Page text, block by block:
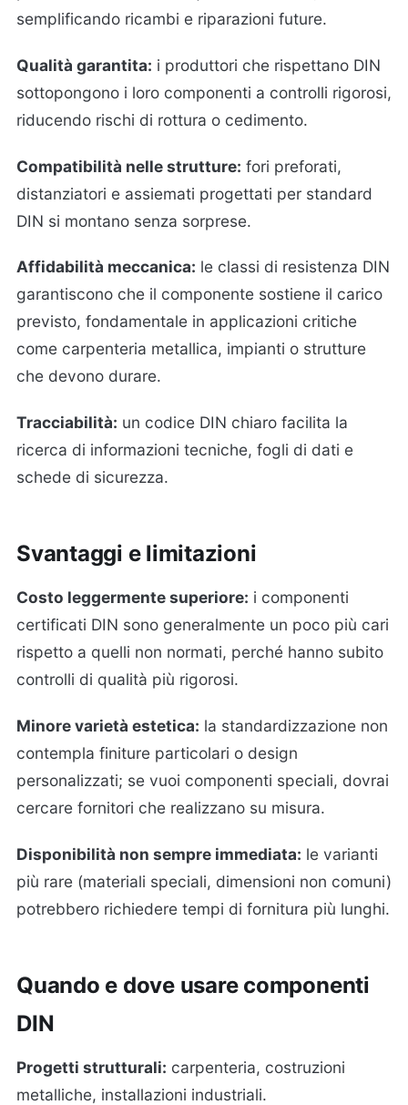
semplificando ricambi e riparazioni future.
Qualità garantita: i produttori che rispettano DIN
sottopongono i loro componenti a controlli rigorosi,
riducendo rischi di rottura o cedimento.
Compatibilità nelle strutture: fori preforati,
distanziatori e assiemati progettati per standard
DIN si montano senza sorprese.
Affidabilità meccanica: le classi di resistenza DIN
garantiscono che il componente sostiene il carico
previsto, fondamentale in applicazioni critiche
come carpenteria metallica, impianti o strutture
che devono durare.
Tracciabilità: un codice DIN chiaro facilita la
ricerca di informazioni tecniche, fogli di dati e
schede di sicurezza.
Svantaggi e limitazioni
Costo leggermente superiore: i componenti
certificati DIN sono generalmente un poco più cari
rispetto a quelli non normati, perché hanno subito
controlli di qualità più rigorosi.
Minore varietà estetica: la standardizzazione non
contempla finiture particolari o design
personalizzati; se vuoi componenti speciali, dovrai
cercare fornitori che realizzano su misura.
Disponibilità non sempre immediata: le varianti
più rare (materiali speciali, dimensioni non comuni)
potrebbero richiedere tempi di fornitura più lunghi.
Quando e dove usare componenti
DIN
Progetti strutturali: carpenteria, costruzioni
metalliche, installazioni industriali.